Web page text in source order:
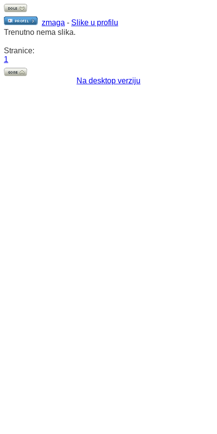
zmaga - Slike u profilu
Trenutno nema slika.
Stranice:
1
Na desktop verziju